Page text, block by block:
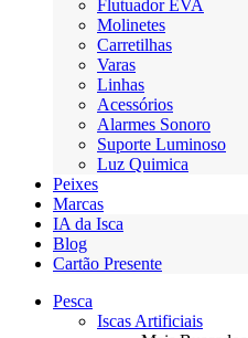
Flutuador EVA
Molinetes
Carretilhas
Varas
Linhas
Acessórios
Alarmes Sonoro
Suporte Luminoso
Luz Quimica
Peixes
Marcas
IA da Isca
Blog
Cartão Presente
Pesca
Iscas Artificiais